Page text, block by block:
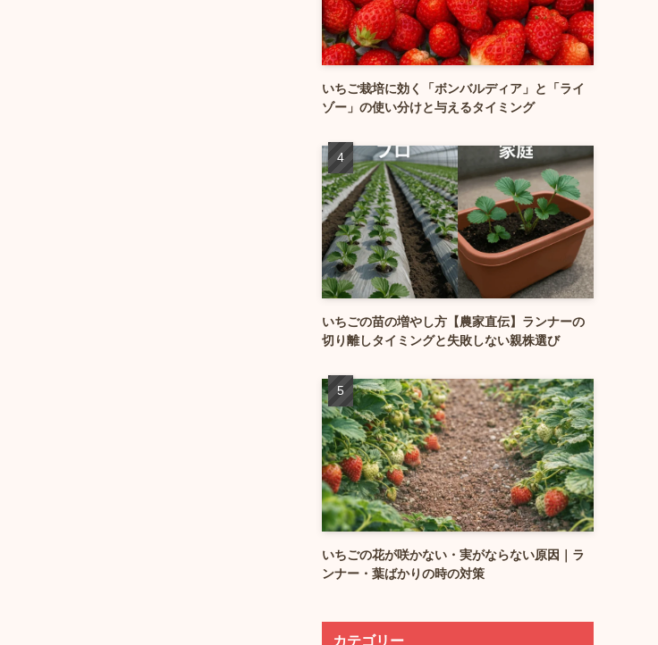
いちご栽培に効く「ボンバルディア」と「ライ
ゾー」の使い分けと与えるタイミング
いちごの苗の増やし方【農家直伝】ランナーの
切り離しタイミングと失敗しない親株選び
いちごの花が咲かない・実がならない原因｜ラ
ンナー・葉ばかりの時の対策
カテゴリー